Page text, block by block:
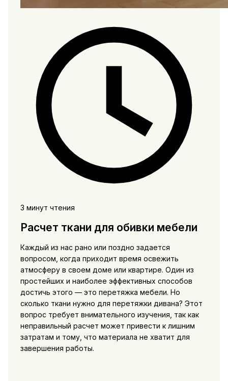
3 минут чтения
Расчет ткани для обивки мебели
Каждый из нас рано или поздно задается
вопросом, когда приходит время освежить
атмосферу в своем доме или квартире. Один из
простейших и наиболее эффективных способов
достичь этого — это перетяжка мебели. Но
сколько ткани нужно для перетяжки дивана? Этот
вопрос требует внимательного изучения, так как
неправильный расчет может привести к лишним
затратам и тому, что материала не хватит для
завершения работы.